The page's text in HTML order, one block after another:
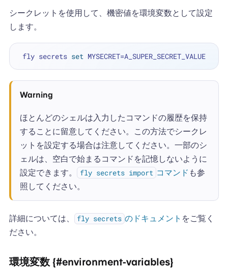
シークレットを使用して、機密値を環境変数として設定
します。
fly secrets set
Warning
ほとんどのシェルは入力したコマンドの履歴を保持
することに留意してください。この方法でシークレ
ットを設定する場合は注意してください。一部のシ
ェルは、空白で始まるコマンドを記憶しないように
設定できます。
fly secrets import コマンド も参
照してください。
詳細については、 fly secrets のドキュメント をご覧く
ださい。
環境変数 {#environment-variables}